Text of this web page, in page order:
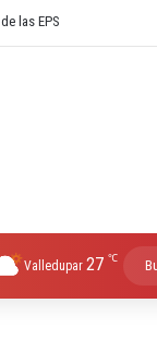
Valledupar 27 ℃